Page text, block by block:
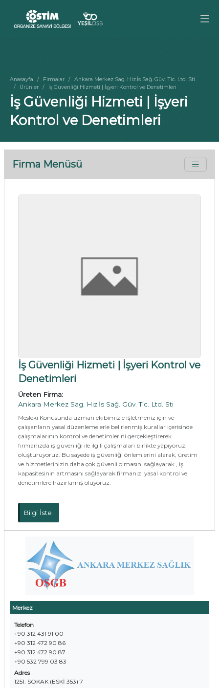
Anasayfa Firmalar
Ankara Merkez Sag. Hiz.İs Sağ. Güv. Tic. Ltd. Sti
Ürünler
İş Güvenliği Hizmeti | İşyeri Kontrol ve Denetimleri
İş Güvenliği Hizmeti | İşyeri
Kontrol ve Denetimleri
Firma Menüsü
Merkez
Telefon
+90 312 431 91 00
+90 312 472 90 86
+90 312 472 90 87
+90 532 799 03 83
Adres
1251. SOKAK (ESKİ 353) 7
İş Güvenliği Hizmeti | İşyeri Kontrol ve
Denetimleri
Üreten Firma:
Ankara Merkez Sag. Hiz.İs Sağ. Güv. Tic. Ltd. Sti
Mesleki Konusunda uzman ekibimizle işletmeniz için ve
çalışanların yasal düzenlemelerle belirlenmiş kurallar içerisinde
çalışmalarının kontrol ve denetimlerini gerçekleştirerek
firmanızda iş güvenliği ile ilgili çalışmaları birlikte yapıyoruz.
oluşturuyoruz. Bu sayede iş güvenliği önlemlerini alarak, üretim
ve hizmetlerinizin daha çok güvenli olmasını sağlayarak , iş
kapasitesinin artmasını sağlayarak firmanızı yasal kontrol ve
denetimlere hazırlamış oluyoruz.
Bilgi İste